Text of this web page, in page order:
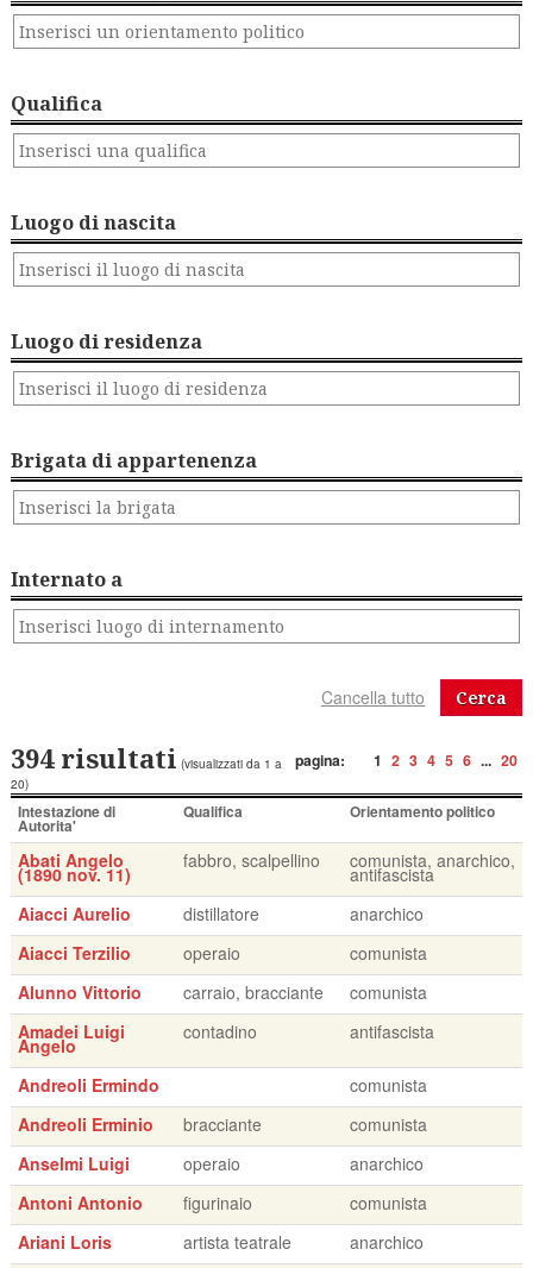
Qualifica
Luogo di nascita
Luogo di residenza
Brigata di appartenenza
Internato a
Cerca
pagina: 1 2 3 4 5 6 ... 20
394 risultati (visualizzati da 1 a
20)
Intestazione di
Autorita'
Qualifica Orientamento politico
Abati Angelo
(1890 nov. 11)
fabbro, scalpellino comunista, anarchico,
antifascista
Aiacci Aurelio
distillatore
anarchico
Aiacci Terzilio
operaio
comunista
Alunno Vittorio
carraio, bracciante
comunista
Amadei Luigi
Angelo
contadino antifascista
Andreoli Ermindo
comunista
Andreoli Erminio
bracciante
comunista
Anselmi Luigi
operaio
anarchico
Antoni Antonio
figurinaio
comunista
Ariani Loris
artista teatrale
anarchico